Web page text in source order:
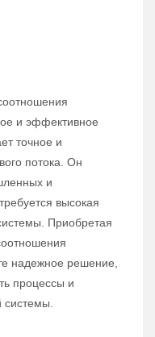
и эффективное
точное и
потока. Он
и
высокая
Приобретая
надежное решение,
процессы и